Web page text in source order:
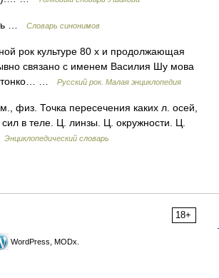
… Словарь синонимов
рок культуре 80 х и продолжающая
связано с именем Василия Шу мова
тонко… …
Русский рок. Малая энциклопедия
физ. Точка пересечения каких л. осей,
в теле. Ц. линзы. Ц. окружности. Ц.
Энциклопедический словарь
18+
WordPress, MODx.